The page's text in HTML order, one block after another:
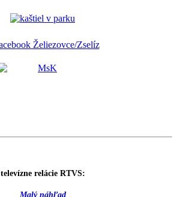
televízne relácie RTVS:
Malý náhľad